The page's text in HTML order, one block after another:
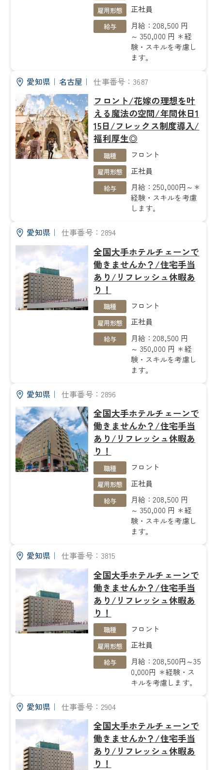
雇用形態 正社員
給与
月給：208,500 円
～ 350,000 円 ＊経
験・スキルを考慮し
ます。
愛知県｜ 名古屋 ｜ 仕事番号：3687
フロント/花嫁の理想を叶
える魔法の空間/年間休日1
15日/フレックス制度導入/
福利厚生◎
職種 フロント
雇用形態 正社員
給与
月給：250,000円～＊
経験・スキルを考慮
します。
愛知県｜ 仕事番号：2894
全国大手ホテルチェーンで
働きませんか？/住宅手当
あり/リフレッシュ休暇あ
り！
職種 フロント
雇用形態 正社員
給与
月給：208,500 円
～ 350,000 円 ＊経
験・スキルを考慮し
ます。
愛知県｜ 仕事番号：2896
全国大手ホテルチェーンで
働きませんか？/住宅手当
あり/リフレッシュ休暇あ
り！
職種 フロント
雇用形態 正社員
給与
月給：208,500 円
～ 350,000 円 ＊経
験・スキルを考慮し
ます。
愛知県｜ 仕事番号：3815
全国大手ホテルチェーンで
働きませんか？/住宅手当
あり/リフレッシュ休暇あ
り！
職種 フロント
雇用形態 正社員
給与
月給：208,500円～35
0,000円 ＊経験・ス
キルを考慮します。
愛知県｜ 仕事番号：2904
全国大手ホテルチェーンで
働きませんか？/住宅手当
あり/リフレッシュ休暇あ
り！